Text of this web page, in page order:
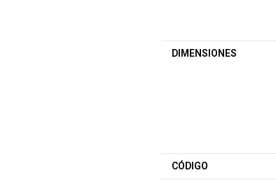
DIMENSIONES
CÓDIGO